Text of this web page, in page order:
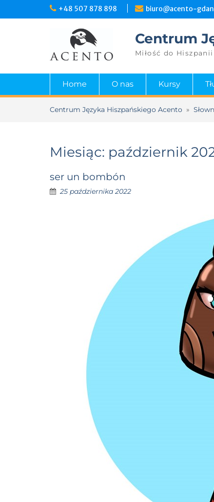
+48 507 878 898 biuro@acento-
Centrum
Miłość do
Home O nas Kursy
Centrum Języka Hiszpańskiego Acento »
Miesiąc: październik
ser un bombón
25 października 2022